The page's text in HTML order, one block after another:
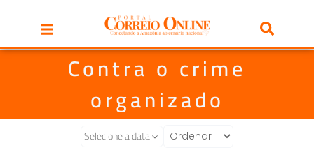
Contra o crime
organizado
Selecione a data